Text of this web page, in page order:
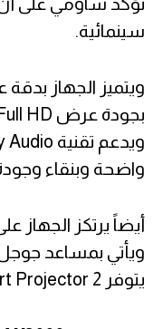
سينمائية.
واضحة وبنقاء
ويأتي بمساعد
يتوفر Mi Smart Projector 2 بسعر 599 يورو.